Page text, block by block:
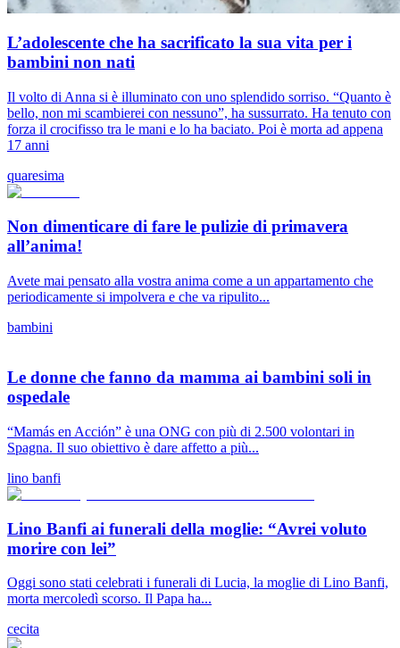
L’adolescente che ha sacrificato la sua vita per i
bambini non nati
Il volto di Anna si è illuminato con uno splendido sorriso. “Quanto è
bello, non mi scambierei con nessuno”, ha sussurrato. Ha tenuto con
forza il crocifisso tra le mani e lo ha baciato. Poi è morta ad appena
17 anni
quaresima
Non dimenticare di fare le pulizie di primavera
all’anima!
Avete mai pensato alla vostra anima come a un appartamento che
periodicamente si impolvera e che va ripulito...
bambini
Le donne che fanno da mamma ai bambini soli in
ospedale
“Mamás en Acción” è una ONG con più di 2.500 volontari in
Spagna. Il suo obiettivo è dare affetto a più...
lino banfi
Lino Banfi ai funerali della moglie: “Avrei voluto
morire con lei”
Oggi sono stati celebrati i funerali di Lucia, la moglie di Lino Banfi,
morta mercoledì scorso. Il Papa ha...
cecita